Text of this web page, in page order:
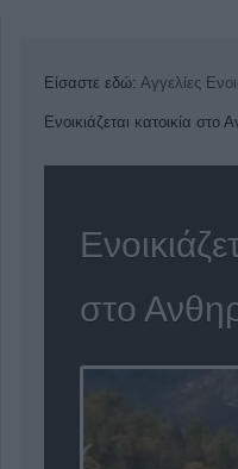
Είσαστε εδώ: Αγγελίες
Ενοικιάζεται κατοικία στο
στο